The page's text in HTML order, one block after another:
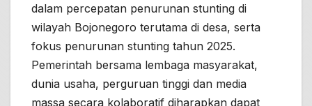
dalam percepatan penurunan stunting di
wilayah Bojonegoro terutama di desa, serta
fokus penurunan stunting tahun 2025.
Pemerintah bersama lembaga masyarakat,
dunia usaha, perguruan tinggi dan media
massa secara kolaboratif diharapkan dapat